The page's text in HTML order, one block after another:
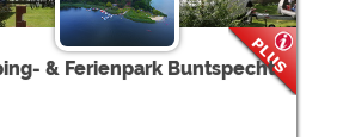
& Ferienpark Buntspecht